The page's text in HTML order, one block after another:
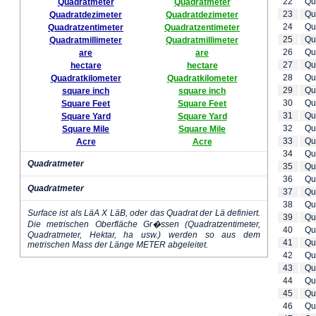
Quadratmeter
Quadratdezimeter
Quadratzentimeter
Quadratmillimeter
are
hectare
Quadratkilometer
square inch
Square Feet
Square Yard
Square Mile
Acre
Quadratmeter
Quadratdezimeter
Quadratzentimeter
Quadratmillimeter
are
hectare
Quadratkilometer
square inch
Square Feet
Square Yard
Square Mile
Acre
Quadratmeter
Quadratmeter
Surface ist als LäA X LäB, oder das Quadrat der Lä definiert.
Die metrischen Oberfläche Gr�ssen (Quadratzentimeter,
Quadratmeter, Hektar, ha usw.) werden so aus dem
metrischen Mass der Länge METER abgeleitet.
23
24
25
26
27
28
29
30
31
32
33
34
35
36
37
38
39
40
41
42
43
44
45
46